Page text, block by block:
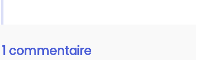
1 commentaire